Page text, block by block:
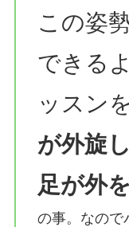
この姿
できる
ッスン
が外旋
足が外
の事。なので